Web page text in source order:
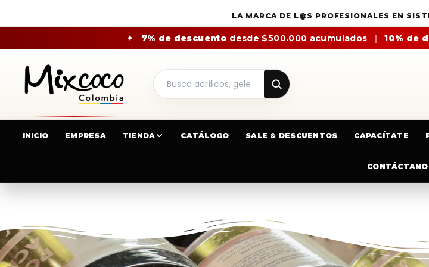
LA MARCA DE L@S PROFESIONALES EN
✦ 7% de descuento desde $500.000 acumulados | 10% de
INICIO EMPRESA TIENDA CATÁLOGO SALE & DESCUENTOS CAPACÍTATE